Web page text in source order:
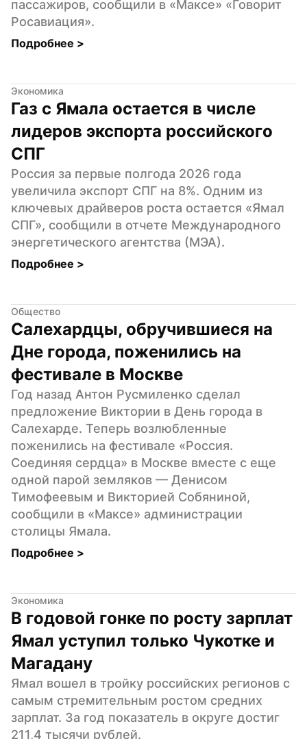
пассажиров, сообщили в «Максе» «Говорит
Росавиация».
Подробнее >
Экономика
Газ с Ямала остается в числе
лидеров экспорта российского
СПГ
Россия за первые полгода 2026 года
увеличила экспорт СПГ на 8%. Одним из
ключевых драйверов роста остается «Ямал
СПГ», сообщили в отчете Международного
энергетического агентства (МЭА).
Подробнее >
Общество
Салехардцы, обручившиеся на
Дне города, поженились на
фестивале в Москве
Год назад Антон Русмиленко сделал
предложение Виктории в День города в
Салехарде. Теперь возлюбленные
поженились на фестивале «Россия.
Соединяя сердца» в Москве вместе с еще
одной парой земляков — Денисом
Тимофеевым и Викторией Собяниной,
сообщили в «Максе» администрации
столицы Ямала.
Подробнее >
Экономика
В годовой гонке по росту зарплат
Ямал уступил только Чукотке и
Магадану
Ямал вошел в тройку российских регионов с
самым стремительным ростом средних
зарплат. За год показатель в округе достиг
211,4 тысячи рублей.